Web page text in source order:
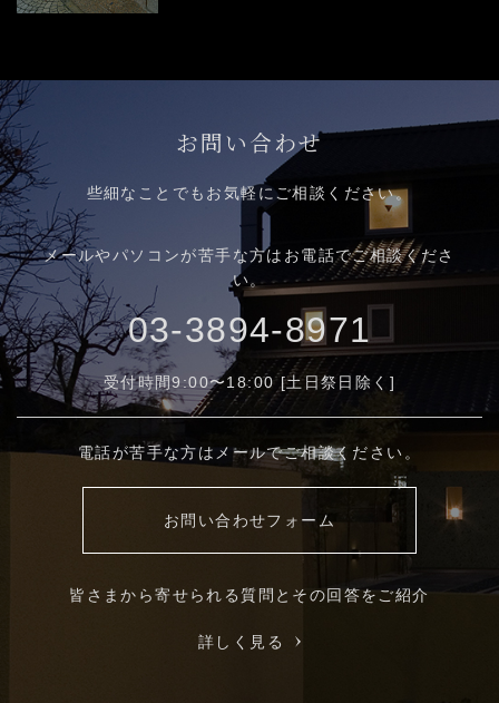
お問い合わせ
些細なことでもお気軽にご相談ください。
メールやパソコンが苦手な方はお電話でご相談くださ
い。
03-3894-8971
受付時間9:00〜18:00 [土日祭日除く]
電話が苦手な方はメールでご相談ください。
お問い合わせフォーム
皆さまから寄せられる質問とその回答をご紹介
詳しく見る